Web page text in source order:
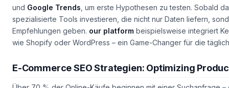
Für Händler mit begrenztem Budget lohnt sich zunächst eine
undGoogle Trends, um erste Hypothesen zu testen. Sobald
spezialisierte Tools investieren, die nicht nur Daten liefern,
Empfehlungengeben.our platformbeispielsweise integriert